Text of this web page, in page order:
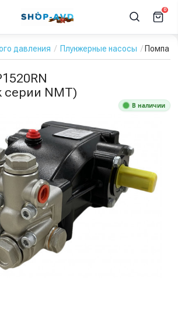
0
давления Плунжерные насосы Помпа
серии NMT)
В наличии